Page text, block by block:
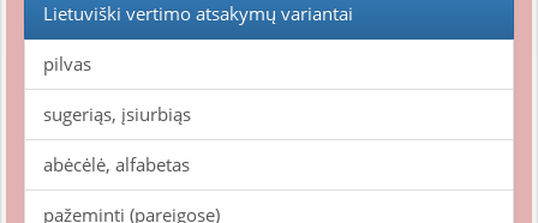
Lietuviški vertimo atsakymų variantai
pilvas
sugeriąs, įsiurbiąs
abėcėlė, alfabetas
pažeminti (pareigose)